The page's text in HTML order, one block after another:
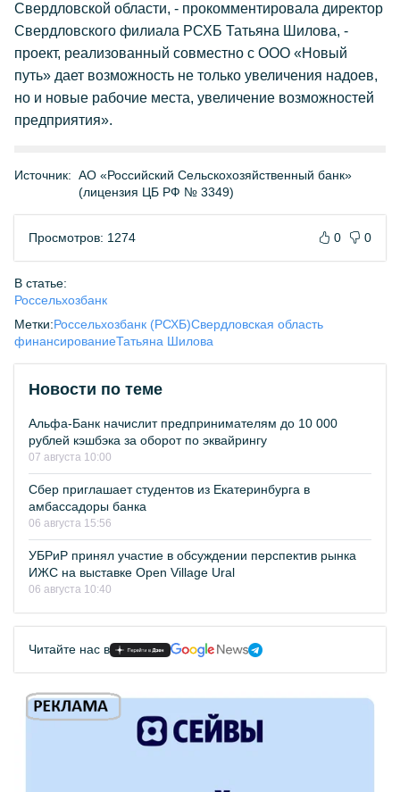
Свердловской области, - прокомментировала директор
Свердловского филиала РСХБ Татьяна Шилова, -
проект, реализованный совместно с ООО «Новый
путь» дает возможность не только увеличения надоев,
но и новые рабочие места, увеличение возможностей
предприятия».
Источник: АО «Российский Сельскохозяйственный банк»
(лицензия ЦБ РФ № 3349)
Просмотров: 1274 0 0
В статье:
Россельхозбанк
Метки:Россельхозбанк (РСХБ)Свердловская область
финансированиеТатьяна Шилова
Новости по теме
Альфа-Банк начислит предпринимателям до 10 000
рублей кэшбэка за оборот по эквайрингу
07 августа 10:00
Сбер приглашает студентов из Екатеринбурга в
амбассадоры банка
06 августа 15:56
УБРиР принял участие в обсуждении перспектив рынка
ИЖС на выставке Open Village Ural
06 августа 10:40
Читайте нас в